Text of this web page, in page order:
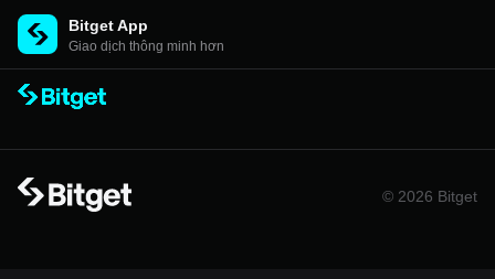
Bitget App
Giao dịch thông minh hơn
© 2026 Bitget